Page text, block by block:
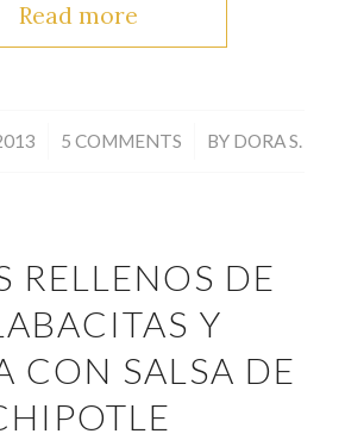
Read more
5 COMMENTS
/ BY DORA S.
RELLENOS DE
Y
CON SALSA DE